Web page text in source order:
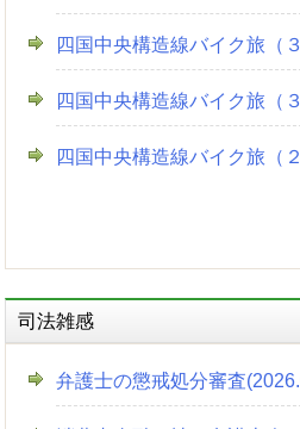
四国中央構造線バイク旅（
四国中央構造線バイク旅（
四国中央構造線バイク旅（
司法雑感
弁護士の懲戒処分審査